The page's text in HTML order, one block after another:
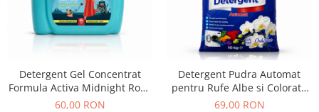
Detergent Gel Concentrat
Formula Activa Midnight Rose
Divona Bloom 5L
60,00 RON
Detergent Pudra Automat
pentru Rufe Albe si Colorate
cu Parfum de Orhidee Super
69,00 RON